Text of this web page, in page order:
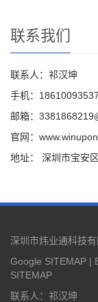
联系我们
联系人：祁汉坤
手机：18610093537
邮箱：
官网：
地址： 深圳市宝安
深圳市炜业通科技
Google SITEMAP |
SITEMAP
联系人：祁汉坤